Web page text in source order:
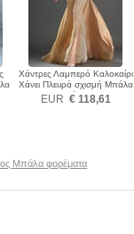
Χάντρες Λαμπερό Καλοκαίρι
Χάνει Πλευρά σχισμή Μπάλα
φορέματα
EUR € 118,61
Μπάλα φορέματα